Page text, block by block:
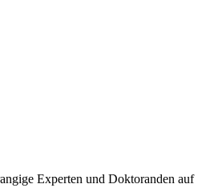
Experten und Doktoranden auf